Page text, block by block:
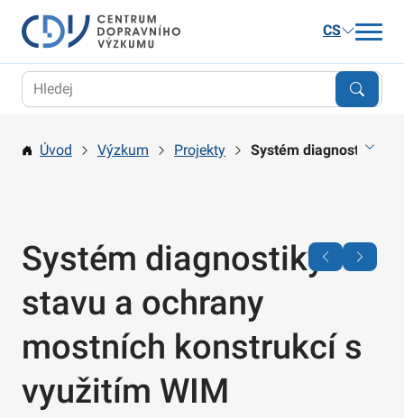
CS
Aktuality
Publikace a služby
O nás
Kontakt
Úvod Výzkum Projekty Systém diagnostiky
Systém diagnostiky
stavu a ochrany
mostních konstrukcí s
využitím WIM